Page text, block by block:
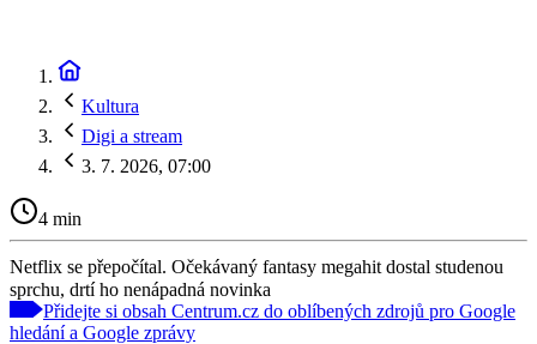
Kultura
Digi a stream
3. 7. 2026, 07:00
4 min
Netflix se přepočítal. Očekávaný fantasy megahit dostal studenou
sprchu, drtí ho nenápadná novinka
Přidejte si obsah Centrum.cz do oblíbených zdrojů pro Google
hledání a Google zprávy